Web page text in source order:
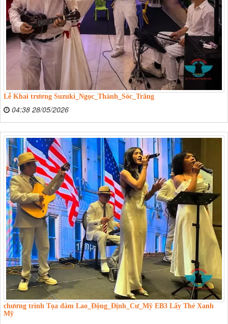
Lễ Khai trương Suzuki_Ngọc_Thành_Sóc_Trăng
04:38 28/05/2026
chương trình Tọa đàm Lao_Động_Định_Cư_Mỹ EB3 Lấy Thẻ Xanh
Mỹ